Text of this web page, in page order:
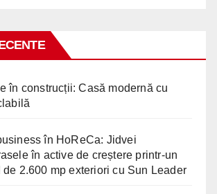
în construcții: Casă modernă cu
în HoReCa: Jidvei
în active de creștere printr-un
de 2.600 mp exteriori cu Sun Leader